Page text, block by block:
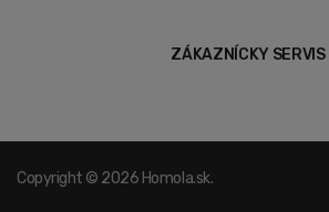
ZÁKAZNÍCKY SERVIS
Copyright © 2026 Homola.sk.